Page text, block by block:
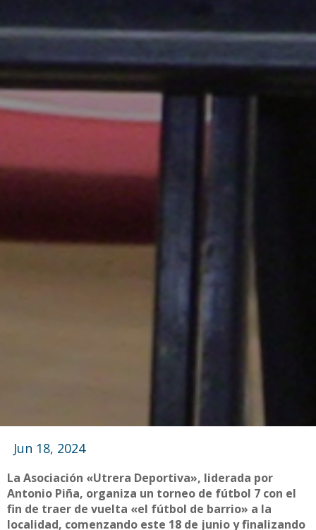
Jun 18, 2024
La Asociación «Utrera Deportiva», liderada por
Antonio Piña, organiza un torneo de fútbol 7 con el
fin de traer de vuelta «el fútbol de barrio» a la
localidad, comenzando este 18 de junio y finalizando